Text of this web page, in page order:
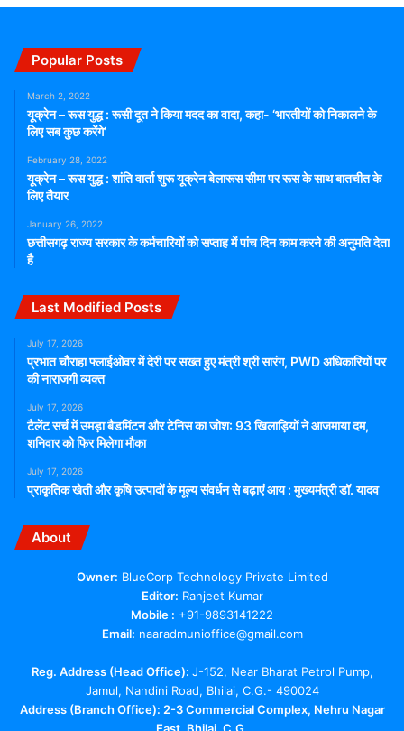
Popular Posts
March 2, 2022
यूक्रेन – रूस युद्ध : रूसी दूत ने किया मदद का वादा, कहा- ‘भारतीयों को निकालने के
लिए सब कुछ करेंगे’
February 28, 2022
यूक्रेन – रूस युद्ध : शांति वार्ता शुरू यूक्रेन बेलारूस सीमा पर रूस के साथ बातचीत के
लिए तैयार
January 26, 2022
छत्तीसगढ़ राज्य सरकार के कर्मचारियों को सप्ताह में पांच दिन काम करने की अनुमति देता
है
Last Modified Posts
July 17, 2026
प्रभात चौराहा फ्लाईओवर में देरी पर सख्त हुए मंत्री श्री सारंग, PWD अधिकारियों पर
की नाराजगी व्यक्त
July 17, 2026
टैलेंट सर्च में उमड़ा बैडमिंटन और टेनिस का जोश: 93 खिलाड़ियों ने आजमाया दम,
शनिवार को फिर मिलेगा मौका
July 17, 2026
प्राकृतिक खेती और कृषि उत्पादों के मूल्य संवर्धन से बढ़ाएं आय : मुख्यमंत्री डॉ. यादव
About
Owner: BlueCorp Technology Private Limited
Editor: Ranjeet Kumar
Mobile : +91-9893141222
Email: naaradmunioffice@gmail.com
Reg. Address (Head Office): J-152, Near Bharat Petrol Pump,
Jamul, Nandini Road, Bhilai, C.G.- 490024
Address (Branch Office): 2-3 Commercial Complex, Nehru Nagar